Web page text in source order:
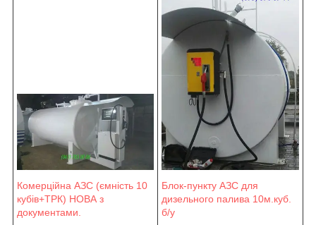
Комерційна АЗС (ємність 10
кубів+ТРК) НОВА з
документами.
Блок-пункту АЗС для
дизельного палива 10м.куб.
б/у